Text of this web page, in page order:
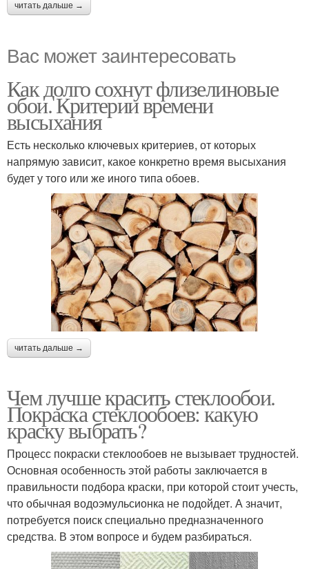
читать дальше →
Вас может заинтересовать
Как долго сохнут флизелиновые
обои. Критерии времени
высыхания
Есть несколько ключевых критериев, от которых
напрямую зависит, какое конкретно время высыхания
будет у того или же иного типа обоев.
читать дальше →
Чем лучше красить стеклообои.
Покраска стеклообоев: какую
краску выбрать?
Процесс покраски стеклообоев не вызывает трудностей.
Основная особенность этой работы заключается в
правильности подбора краски, при которой стоит учесть,
что обычная водоэмульсионка не подойдет. А значит,
потребуется поиск специально предназначенного
средства. В этом вопросе и будем разбираться.